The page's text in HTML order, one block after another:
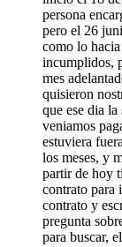
persona
pero el 26
como lo
incumplidos,
mes
quisieron
que ese dia
veniamos
estuviera
los meses, y
partir de hoy
contrato para
contrato y
pregunta
para buscar,